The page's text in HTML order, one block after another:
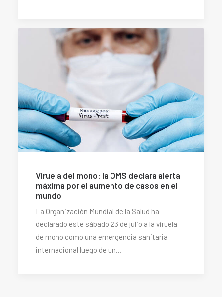
Viruela del mono: la OMS declara alerta
máxima por el aumento de casos en el
mundo
La Organización Mundial de la Salud ha
declarado este sábado 23 de julio a la viruela
de mono como una emergencia sanitaria
internacional luego de un…